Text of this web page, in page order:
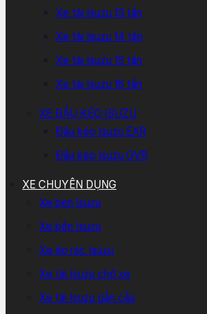
Xe tải Isuzu 13 tấn
Xe tải Isuzu 14 tấn
Xe tải Isuzu 15 tấn
Xe tải Isuzu 16 tấn
XE ĐẦU KÉO ISUZU
Đầu kéo Isuzu EXR
Đầu kéo Isuzu GVR
XE CHUYÊN DỤNG
Xe ben Isuzu
Xe bồn Isuzu
Xe ép rác Isuzu
Xe tải Isuzu chở xe
Xe tải Isuzu gắn cẩu